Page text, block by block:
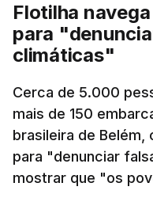
Flotilha
para
climáticas"
Cerca de 5.000
mais de 150
brasileira de Belém,
para "denunciar
mostrar que "os